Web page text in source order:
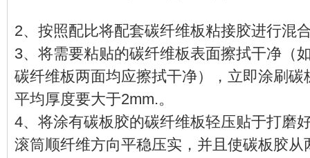
2、按照配比将配套碳纤维板粘接胶进行混
3、将需要粘贴的碳纤维板表面擦拭干净（
碳纤维板两面均应擦拭干净），立即涂刷
平均厚度要大于2mm.。
4、将涂有碳板胶的碳纤维板轻压贴于打磨
滚筒顺纤维方向平稳压实，并且使碳板胶